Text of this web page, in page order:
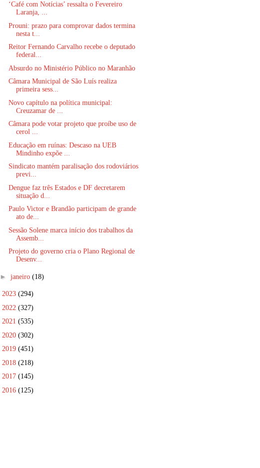
‘Café com Notícias’ ressalta o Fevereiro
Laranja, ...
Prouni: prazo para comprovar dados termina
nesta t...
Reitor Fernando Carvalho recebe o deputado
federal...
Absurdo no Ministério Público no Maranhão
Câmara Municipal de São Luís realiza
primeira sess...
Novo capítulo na política municipal:
Creuzamar de ...
Câmara pode votar projeto que proíbe uso de
cerol ...
Educação em ruínas: Descaso na UEB
Mindinho expõe ...
Sindicato mantém paralisação dos rodoviários
previ...
Dengue faz três Estados e DF decretarem
situação d...
Paulo Victor e Brandão participam de grande
ato de...
Sessão Solene marca início dos trabalhos da
Assemb...
Projeto do governo cria o Plano Regional de
Desenv...
► janeiro (18)
2023 (294)
2022 (327)
2021 (535)
2020 (302)
2019 (451)
2018 (218)
2017 (145)
2016 (125)